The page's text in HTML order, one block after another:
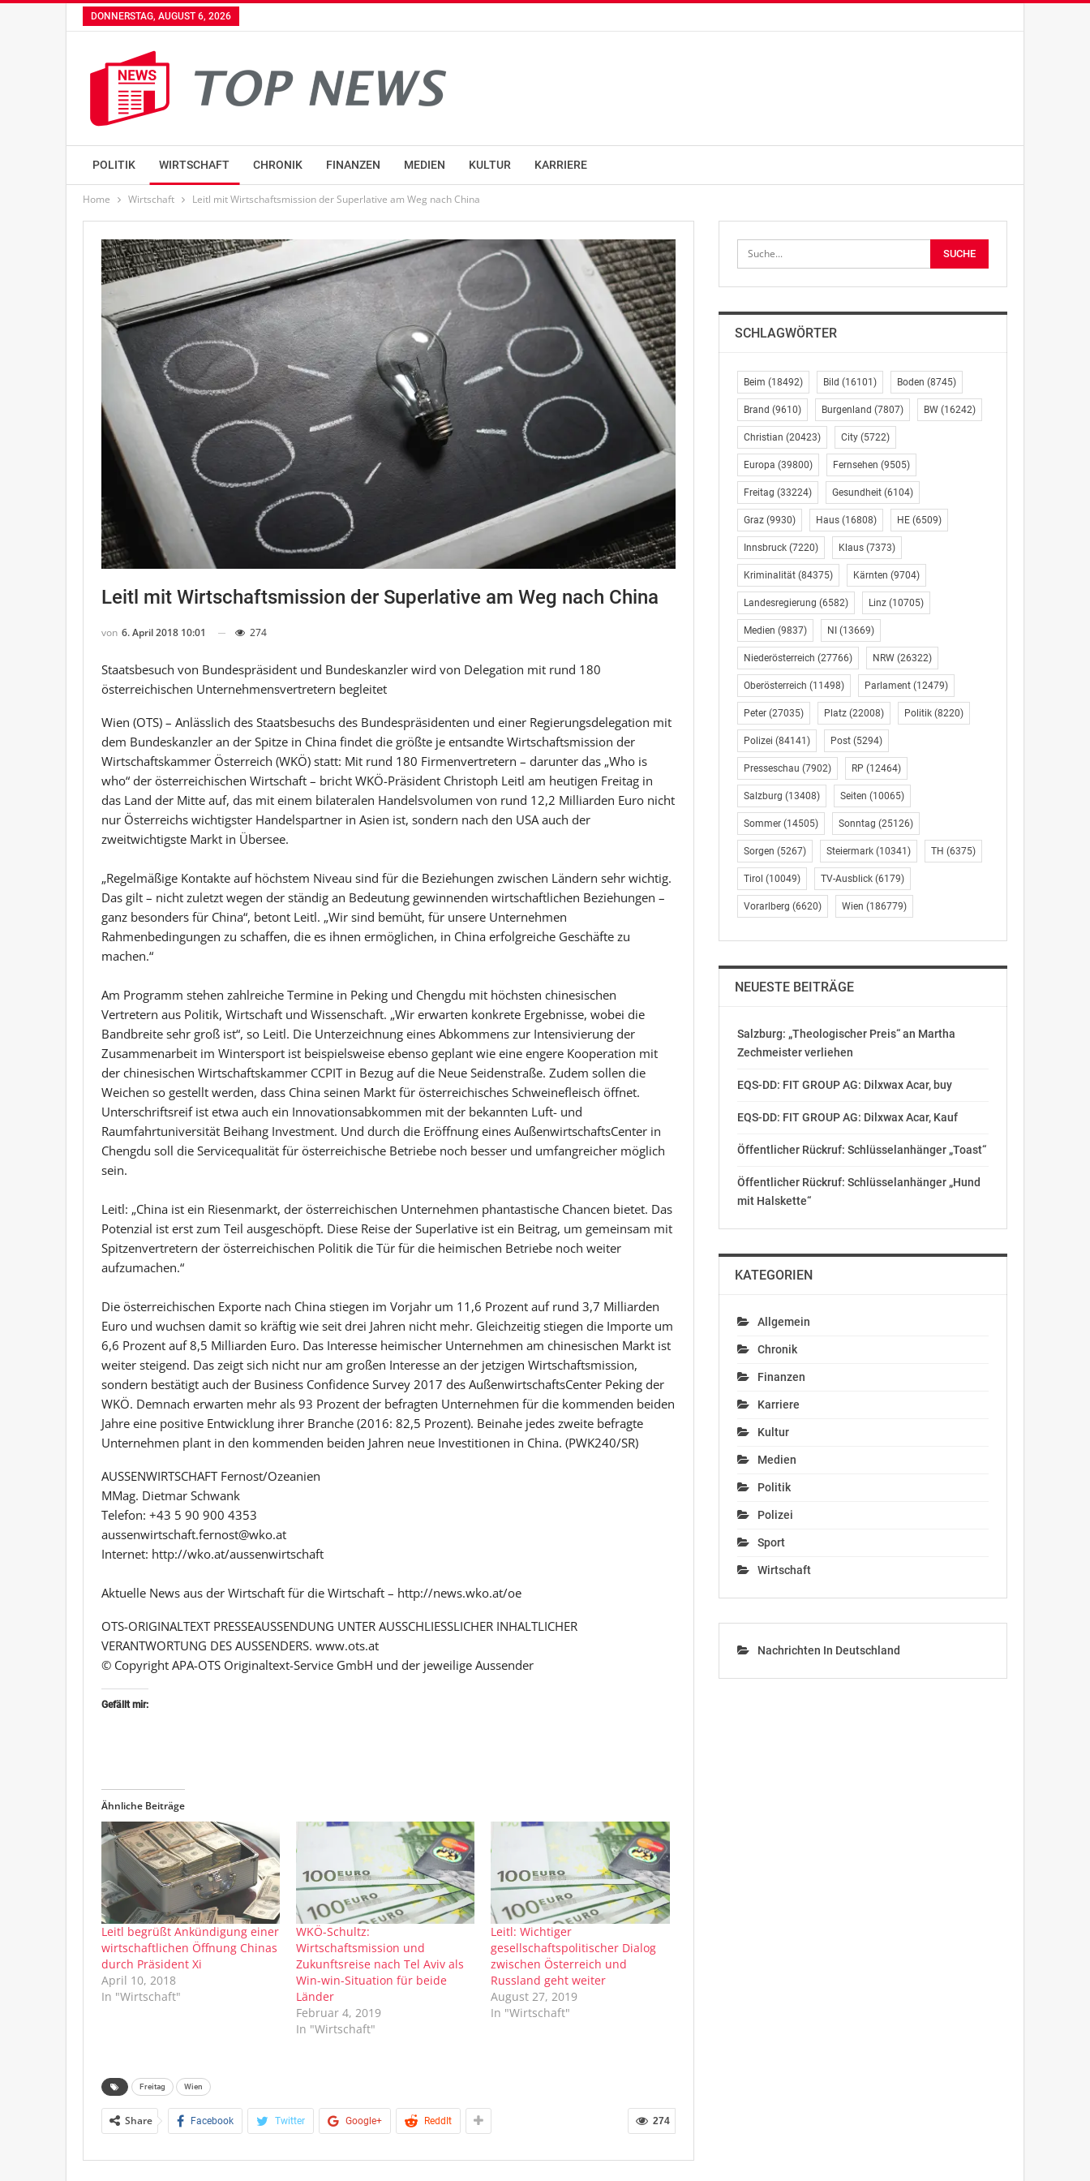
DONNERSTAG, AUGUST 6, 2026
POLITIK WIRTSCHAFT CHRONIK FINANZEN MEDIEN KULTUR KARRIERE
Home Wirtschaft Leitl mit Wirtschaftsmission der Superlative am Weg nach China
Leitl mit Wirtschaftsmission der Superlative am Weg nach China
von 6. April 2018 10:01 274
Staatsbesuch von Bundespräsident und Bundeskanzler wird von Delegation mit rund 180
österreichischen Unternehmensvertretern begleitet
Wien (OTS) – Anlässlich des Staatsbesuchs des Bundespräsidenten und einer Regierungsdelegation mit
dem Bundeskanzler an der Spitze in China findet die größte je entsandte Wirtschaftsmission der
Wirtschaftskammer Österreich (WKÖ) statt: Mit rund 180 Firmenvertretern – darunter das „Who is
who“ der österreichischen Wirtschaft – bricht WKÖ-Präsident Christoph Leitl am heutigen Freitag in
das Land der Mitte auf, das mit einem bilateralen Handelsvolumen von rund 12,2 Milliarden Euro nicht
nur Österreichs wichtigster Handelspartner in Asien ist, sondern nach den USA auch der
zweitwichtigste Markt in Übersee.
„Regelmäßige Kontakte auf höchstem Niveau sind für die Beziehungen zwischen Ländern sehr wichtig.
Das gilt – nicht zuletzt wegen der ständig an Bedeutung gewinnenden wirtschaftlichen Beziehungen –
ganz besonders für China“, betont Leitl. „Wir sind bemüht, für unsere Unternehmen
Rahmenbedingungen zu schaffen, die es ihnen ermöglichen, in China erfolgreiche Geschäfte zu
machen.“
Am Programm stehen zahlreiche Termine in Peking und Chengdu mit höchsten chinesischen
Vertretern aus Politik, Wirtschaft und Wissenschaft. „Wir erwarten konkrete Ergebnisse, wobei die
Bandbreite sehr groß ist“, so Leitl. Die Unterzeichnung eines Abkommens zur Intensivierung der
Zusammenarbeit im Wintersport ist beispielsweise ebenso geplant wie eine engere Kooperation mit
der chinesischen Wirtschaftskammer CCPIT in Bezug auf die Neue Seidenstraße. Zudem sollen die
Weichen so gestellt werden, dass China seinen Markt für österreichisches Schweinefleisch öffnet.
Unterschriftsreif ist etwa auch ein Innovationsabkommen mit der bekannten Luft- und
Raumfahrtuniversität Beihang Investment. Und durch die Eröffnung eines AußenwirtschaftsCenter in
Chengdu soll die Servicequalität für österreichische Betriebe noch besser und umfangreicher möglich
sein.
Leitl: „China ist ein Riesenmarkt, der österreichischen Unternehmen phantastische Chancen bietet. Das
Potenzial ist erst zum Teil ausgeschöpft. Diese Reise der Superlative ist ein Beitrag, um gemeinsam mit
Spitzenvertretern der österreichischen Politik die Tür für die heimischen Betriebe noch weiter
aufzumachen.“
Die österreichischen Exporte nach China stiegen im Vorjahr um 11,6 Prozent auf rund 3,7 Milliarden
Euro und wuchsen damit so kräftig wie seit drei Jahren nicht mehr. Gleichzeitig stiegen die Importe um
6,6 Prozent auf 8,5 Milliarden Euro. Das Interesse heimischer Unternehmen am chinesischen Markt ist
weiter steigend. Das zeigt sich nicht nur am großen Interesse an der jetzigen Wirtschaftsmission,
sondern bestätigt auch der Business Confidence Survey 2017 des AußenwirtschaftsCenter Peking der
WKÖ. Demnach erwarten mehr als 93 Prozent der befragten Unternehmen für die kommenden beiden
Jahre eine positive Entwicklung ihrer Branche (2016: 82,5 Prozent). Beinahe jedes zweite befragte
Unternehmen plant in den kommenden beiden Jahren neue Investitionen in China. (PWK240/SR)
AUSSENWIRTSCHAFT Fernost/Ozeanien
MMag. Dietmar Schwank
Telefon: +43 5 90 900 4353
aussenwirtschaft.fernost@wko.at
Internet: http://wko.at/aussenwirtschaft
Aktuelle News aus der Wirtschaft für die Wirtschaft – http://news.wko.at/oe
OTS-ORIGINALTEXT PRESSEAUSSENDUNG UNTER AUSSCHLIESSLICHER INHALTLICHER
VERANTWORTUNG DES AUSSENDERS. www.ots.at
© Copyright APA-OTS Originaltext-Service GmbH und der jeweilige Aussender
Gefällt mir:
Ähnliche Beiträge
Leitl begrüßt Ankündigung einer
wirtschaftlichen Öffnung Chinas
durch Präsident Xi
April 10, 2018
In "Wirtschaft"
WKÖ-Schultz:
Wirtschaftsmission und
Zukunftsreise nach Tel Aviv als
Win-win-Situation für beide
Länder
Februar 4, 2019
In "Wirtschaft"
Leitl: Wichtiger
gesellschaftspolitischer Dialog
zwischen Österreich und
Russland geht weiter
August 27, 2019
In "Wirtschaft"
Freitag Wien
274
Share Facebook Twitter Google+ ReddIt
SCHLAGWÖRTER
Beim (18492) Bild (16101) Boden (8745)
Brand (9610) Burgenland (7807) BW(16242)
Christian (20423) City(5722)
Europa (39800) Fernsehen (9505)
Freitag (33224) Gesundheit(6104)
Graz(9930) Haus(16808) HE(6509)
Innsbruck(7220) Klaus(7373)
Kriminalität(84375) Kärnten (9704)
Landesregierung (6582) Linz(10705)
Medien (9837) NI (13669)
Niederösterreich (27766) NRW(26322)
Oberösterreich (11498) Parlament(12479)
Peter(27035) Platz(22008) Politik(8220)
Polizei (84141) Post(5294)
Presseschau (7902) RP (12464)
Salzburg (13408) Seiten (10065)
Sommer(14505) Sonntag (25126)
Sorgen (5267) Steiermark(10341) TH (6375)
Tirol (10049) TV-Ausblick(6179)
Vorarlberg (6620) Wien (186779)
NEUESTE BEITRÄGE
Salzburg: „Theologischer Preis“ an Martha
Zechmeister verliehen
EQS-DD: FIT GROUP AG: Dilxwax Acar, buy
EQS-DD: FIT GROUP AG: Dilxwax Acar, Kauf
Öffentlicher Rückruf: Schlüsselanhänger „Toast“
Öffentlicher Rückruf: Schlüsselanhänger „Hund
mit Halskette“
KATEGORIEN
Allgemein
Chronik
Finanzen
Karriere
Kultur
Medien
Politik
Polizei
Sport
Wirtschaft
Nachrichten In Deutschland